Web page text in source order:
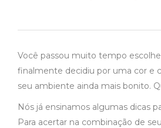
Você passou muito tempo
finalmente decidiu por uma cor e
seu ambiente ainda mais bonito.
Nós já ensinamos algumas dicas
Para acertar na combinação de